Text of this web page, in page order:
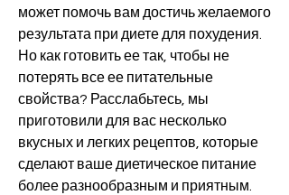
может помочь вам достичь желаемого
результата при диете для похудения.
Но как готовить ее так, чтобы не
потерять все ее питательные
свойства? Расслабьтесь, мы
приготовили для вас несколько
вкусных и легких рецептов, которые
сделают ваше диетическое питание
более разнообразным и приятным.